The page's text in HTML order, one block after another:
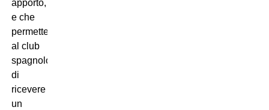
apporto,
e che
permetterebbero
al club
spagnolo
di
ricevere
un